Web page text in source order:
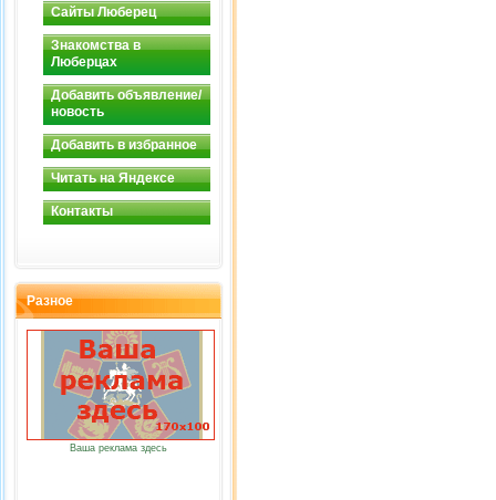
Сайты Люберец
Знакомства в
Люберцах
Добавить объявление/
новость
Добавить в избранное
Читать на Яндексе
Контакты
Разное
Ваша реклама здесь